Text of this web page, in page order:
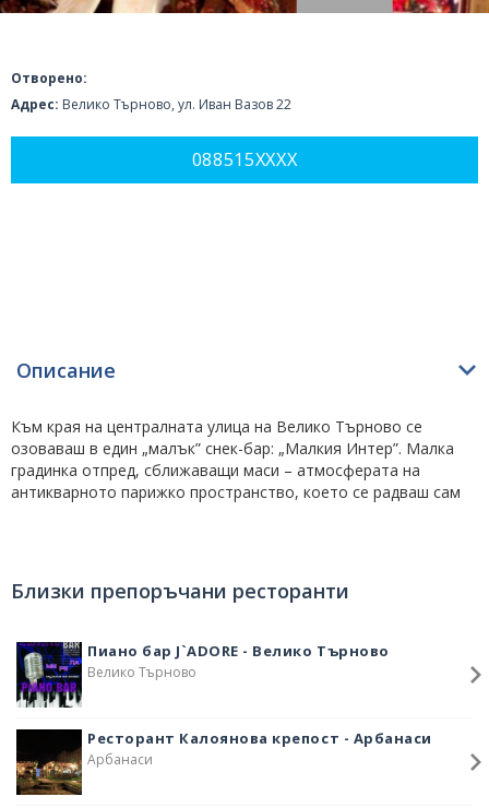
Отворено:
Адрес: Велико Търново, ул. Иван Вазов 22
088515XXXX
Описание
Към края на централната улица на Велико Търново се
озоваваш в един „малък” снек-бар: „Малкия Интер”. Малка
градинка отпред, сближаващи маси – атмосферата на
антикварното парижко пространство, което се радваш сам
Може да го видиш и като бохемско място с впечатляващи
чудеса – музикални инструменти по стените (не един и два, с
красиви жени, табели от улици и пр. Проницателен опит да се
съхрани времето през предметите, които разказват за други
нрави, за други преживявания.
Събрани заедно те носят посетителя като по реката на
Хераклит с тази спираща дъха разлика, че тук можеш да
влезеш два пъти, та дори и повече.
Близки препоръчани ресторанти
Пиано бар J`ADORE - Велико Търново
Велико Търново
Ресторант Калоянова крепост - Арбанаси
Арбанаси